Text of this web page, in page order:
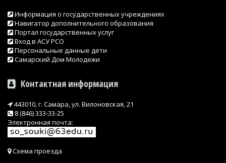
Информация о государственных учреждениях
Навигатор дополнительного образования
Портал государственных услуг
Вход в АСУ РСО
Персональные данные дети
Самарский Дом Молодежи
Контактная информация
443010, г. Самара, ул. Вилоновская, 21
8 (846) 333-33-25
Электронная почта:
Схема проезда